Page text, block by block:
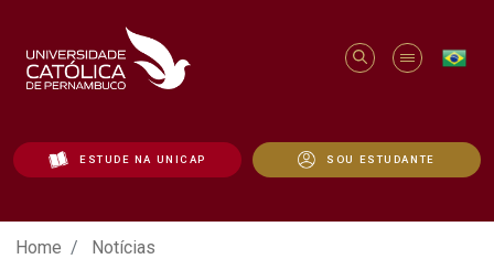
ESTUDE NA UNICAP SOU ESTUDANTE
Notícias - Unicap
Home Notícias